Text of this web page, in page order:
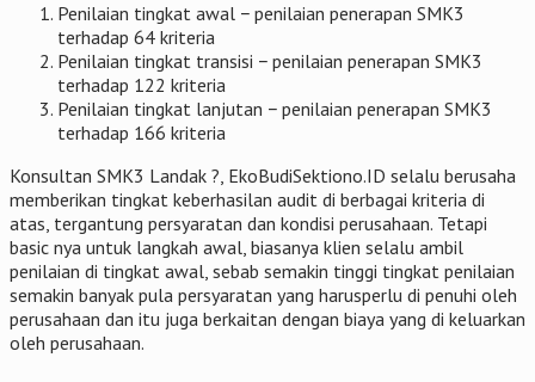
Penilaian tingkat awal − penilaian penerapan SMK3
terhadap 64 kriteria
Penilaian tingkat transisi − penilaian penerapan SMK3
terhadap 122 kriteria
Penilaian tingkat lanjutan − penilaian penerapan SMK3
terhadap 166 kriteria
Konsultan SMK3 Landak ?, EkoBudiSektiono.ID selalu berusaha
memberikan tingkat keberhasilan audit di berbagai kriteria di
atas, tergantung persyaratan dan kondisi perusahaan. Tetapi
basic nya untuk langkah awal, biasanya klien selalu ambil
penilaian di tingkat awal, sebab semakin tinggi tingkat penilaian
semakin banyak pula persyaratan yang harusperlu di penuhi oleh
perusahaan dan itu juga berkaitan dengan biaya yang di keluarkan
oleh perusahaan.